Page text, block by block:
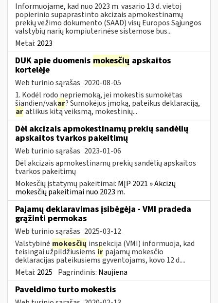
Informuojame, kad nuo 2023 m. vasario 13 d. vietoj
popierinio supaprastinto akcizais apmokestinamų
prekių vežimo dokumento (SAAD) visų Europos Sąjungos
valstybių narių kompiuterinėse sistemose bus...
Metai: 2023
DUK apie duomenis mokesčių apskaitos
kortelėje
Web turinio sąrašas 2020-08-05
1. Kodėl rodo nepriemoką, jei mokestis sumokėtas
šiandien/vakar? Sumokėjus įmoką, pateikus deklaraciją,
aratlikus kitą veiksmą, mokestinių...
Dėl akcizais apmokestinamų prekių sandėlių
apskaitos tvarkos pakeitimų
Web turinio sąrašas 2023-01-06
Dėl akcizais apmokestinamų prekių sandėlių apskaitos
tvarkos pakeitimų
Mokesčių įstatymų pakeitimai: MĮP 2021 » Akcizų
mokesčių pakeitimai nuo 2023 m.
Pajamų deklaravimas įsibėgėja - VMI pradeda
grąžinti permokas
Web turinio sąrašas 2025-03-12
Valstybinė mokesčių inspekcija (VMI) informuoja, kad
teisingai užpildžiusiems ir pajamų mokesčio
deklaracijas pateikusiems gyventojams, kovo 12 d....
Metai: 2025 Pagrindinis: Naujiena
Paveldimo turto mokestis